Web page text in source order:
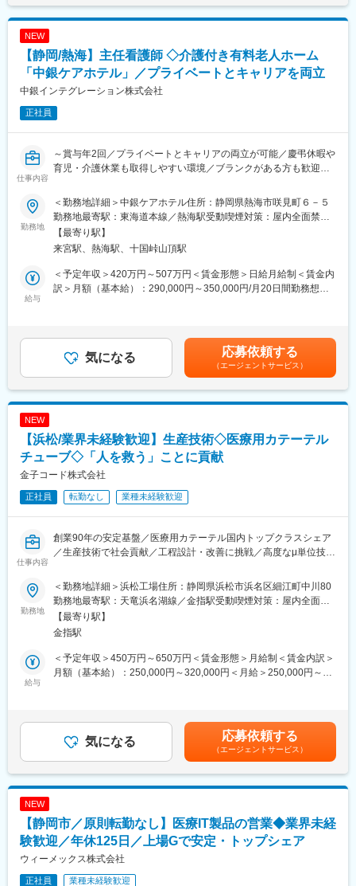
■組織構成
磐田工場の設備課は５名（20代1、40代1、50代2、再雇用1）が
在籍しております。ご入社後は、OJTで業務を習得いただく予定
・製造ラインは24時間稼働しているため緊急呼び出し可能性はあ
りますが、月2回程度（課長へ連絡が入り、行けるメンバーが対
・東京本社や、他の工場拠点への出張は日常的に発生いたしませ
ん。※技術交流などで年数回出張が発生する可能性はございます。
■当社の特徴
◇自社事業場での就業のため、裁量権を持ち、幅広い業務を遂行
することが可能です。また、風通しが良く現場の要望を吸い上げ
る環境が整っています。
◇自らの仕事が患者様の生活を支えることに繋がります。あらゆ
る職種の社員が在籍していますが、目的は同じ「顧客の、そして
ゆる条件をクリアし、顧客の要求を達成し、患者様に医薬品を届
変更の範囲：会社の定める業務
NEW
【静岡/熱海】主任看護師 ◇介護付き有料老人ホーム
「中銀ケアホテル」／プライベートとキャリアを両立
中銀インテグレーション株式会社
正社員
仕事内容
～賞与年2回／プライベートとキャリアの両立が可能／慶弔休暇や
育児・介護休業も取得しやすい環境／ブランクがある方も歓迎～
居宅介護支援・訪問介護・デイサービス・福祉用品貸与など介護
サービスを幅広く行う当社にて、介護付き有料老人ホーム「中銀
ケアホテル」で主任看護師として勤務していただきます。
入居者様の健康管理全般及びスタッフのシフト管理等を行ってい
ただきます。
■研修について：
感染症に関する、委員会・研修を担当いただきます。
有料老人ホームに併設された診療所との医療連携。
■緊急時対応：
当社は、社員の働きやすさを第一に考えた職場環境づくりに力を
入れています。
◇プライベートとキャリアの両立
有給休暇はもちろん、慶弔休暇や育児・介護休業も取得しやすい
環境なので、自分や家族との時間を大切にしながらお仕事ができ
昇給・賞与制度あり。充実の福利厚生で自身のライフステージに
合わせて長くお仕事を続けることができます。
先輩社員のサポート体制が万全のため、ケアマネージャーの業務
にブランクがある方も安心して再スタートをすることができま
す。
職場見学やご質問など、お気軽にお問い合わせください
変更の範囲：無
勤務地
＜勤務地詳細＞中銀ケアホテル住所：静岡県熱海市咲見町６－５
勤務地最寄駅：東海道本線／熱海駅受動喫煙対策：屋内全面禁煙
変更の範囲：会社の定める事業所
【最寄り駅】
来宮駅、熱海駅、十国峠山頂駅
給与
＜予定年収＞420万円～507万円＜賃金形態＞日給月給制＜賃金内
訳＞月額（基本給）：290,000円～350,000円/月20日間勤務想定
する可能性があります。月給(月額)は固定手当を含めた表記です。
気になる 応募依頼する
（エージェントサービス）
NEW
【浜松/業界未経験歓迎】生産技術◇医療用カテーテル
チューブ◇「人を救う」ことに貢献
金子コード株式会社
正社員 転勤なし 業種未経験歓迎
仕事内容
創業90年の安定基盤／医療用カテーテル国内トップクラスシェア
／生産技術で社会貢献／工程設計・改善に挑戦／高度なμ単位技術
■ミッション
配属先のメディカル事業部（1993年設立）では、カテーテルチュ
ーブの製造を行っています。国内で日本人の体格に合ったカテー
テルの製造を目指し、主力事業であったケーブル関連の技術を転
用し医療用カテーテルの製造を始めました。「病気で苦しむ患者
様の役に立つ医療機器」を提供し、患者様のQOL（クオリティ・
オブ・ライフ）向上に貢献することを目的としています。自身の
作り上げる製品が”命を救う”ことに繋がる事業です。
顧客との打ち合わせ～仕様決定～試作・量産における指導までの
工程設計や改善をお任せします。
（1）カテーテルの仕様をお客様から聞き取り、最適な提案をしな
（3）量産後は、不具合の是正やお客様へ販売状況の聞き取りを実
施し、次の生産計画へ移ります
★当社は生産工程（材料の配合から加工・検査・出荷まで）を内
製化しており、納品までのスピード・生産コスト減・高品質を実
現しております。
勤務地
＜勤務地詳細＞浜松工場住所：静岡県浜松市浜名区細江町中川80
勤務地最寄駅：天竜浜名湖線／金指駅受動喫煙対策：屋内全面禁
煙【最寄り駅】
金指駅
給与
＜予定年収＞450万円～650万円＜賃金形態＞月給制＜賃金内訳＞
月額（基本給）：250,000円～320,000円＜月給＞250,000円～
賃金はあくまでも目安の金額であり、選考を通じて上下する可能
性があります。月給(月額)は固定手当を含めた表記です。
気になる 応募依頼する
（エージェントサービス）
NEW
【静岡市／原則転勤なし】医療IT製品の営業◆業界未経
験歓迎／年休125日／上場Gで安定・トップシェア
ウィーメックス株式会社
正社員 業種未経験歓迎